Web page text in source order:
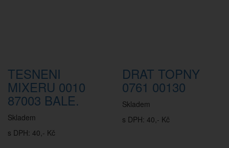
TESNENI
MIXERU 0010
87003 BALE.
Skladem
s DPH: 40,- Kč
DRAT TOPNY
0761 00130
Skladem
s DPH: 40,- Kč